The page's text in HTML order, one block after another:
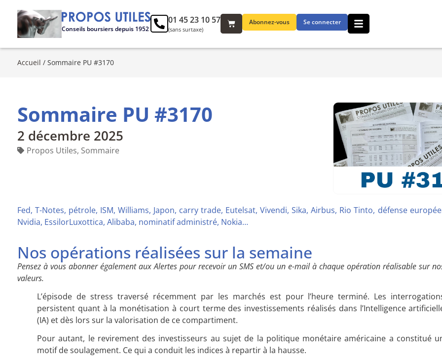
Conseils boursiers depuis 1952
Abonnez-vous Se connecter
01 45 23 10 57
(sans surtaxe)
Accueil / Sommaire PU #3170
Sommaire PU #3170
2 décembre 2025
Propos Utiles, Sommaire
Fed, T-Notes, pétrole, ISM, Williams, Japon, carry trade, Eutelsat, Vivendi, Sika, Airbus, Rio Tinto, défense
Nvidia, EssilorLuxottica, Alibaba, nominatif administré, Nokia…
Nos opérations réalisées sur la semaine
Pensez à vous abonner également aux Alertes pour recevoir un SMS et/ou un e-mail à chaque opération réalisable sur
valeurs.
L’épisode de stress traversé récemment par les marchés est pour l’heure terminé. Les
persistent quant à la monétisation à court terme des investissements réalisés dans l’Intelligence
(IA) et dès lors sur la valorisation de ce compartiment.
Pour autant, le revirement des investisseurs au sujet de la politique monétaire américaine a constitué
motif de soulagement. Ce qui a conduit les indices à repartir à la hausse.